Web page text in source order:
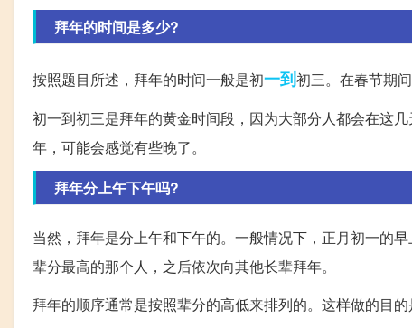
拜年的时间是多少?
按照题目所述，拜年的时间一般是初一到初三。在春节期
初一到初三是拜年的黄金时间段，因为大部分人都会在这
年，可能会感觉有些晚了。
拜年分上午下午吗?
当然，拜年是分上午和下午的。一般情况下，正月初一的
辈分最高的那个人，之后依次向其他长辈拜年。
拜年的顺序通常是按照辈分的高低来排列的。这样做的目